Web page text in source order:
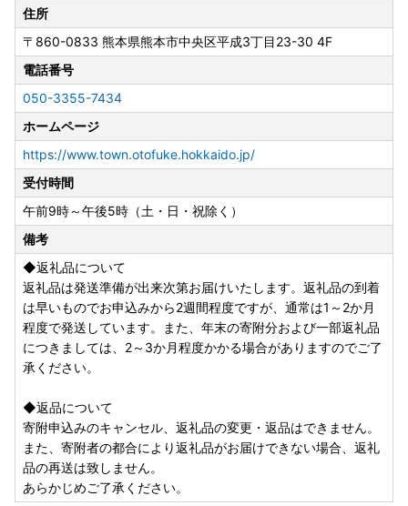
・申込後に長期不在や転居が決まった場合は、必ず音更町役
場企画課へご連絡ください。※ご連絡がなく謝礼品をお受け
取りいただけなかった場合の再発送はできません。
●証明書の発送について
・証明書は謝礼品とは別に郵便でお届けします。
●ワンストップ特例申請書の提出について
2026年寄附分の提出期限
2027年（令和9年）1月10日（必着）
【提出先】
〒080-0198 北海道河東郡音更町元町2番地 音更町役場 企
画財政部まちづくり課交流推進係 あて
・寄附申出時に申告特例申請書を希望した人には、音更町役
場から申請書を郵送いたします。
●お礼の品発送に関するお問い合わせ
ふるさと納税サポートセンター
TEL：050-3355-7434
～3日を除く)
otofuke@cyber-records.co.jp
住所
〒860-0833 熊本県熊本市中央区平成3丁目23-30 4F
電話番号
050-3355-7434
ホームページ
https://www.town.otofuke.hokkaido.jp/
受付時間
午前9時～午後5時（土・日・祝除く）
備考
◆返礼品について
返礼品は発送準備が出来次第お届けいたします。返礼品の到着
は早いものでお申込みから2週間程度ですが、通常は1～2か月
程度で発送しています。また、年末の寄附分および一部返礼品
につきましては、2～3か月程度かかる場合がありますのでご了
承ください。
◆返品について
寄附申込みのキャンセル、返礼品の変更・返品はできません。
また、寄附者の都合により返礼品がお届けできない場合、返礼
品の再送は致しません。
あらかじめご了承ください。